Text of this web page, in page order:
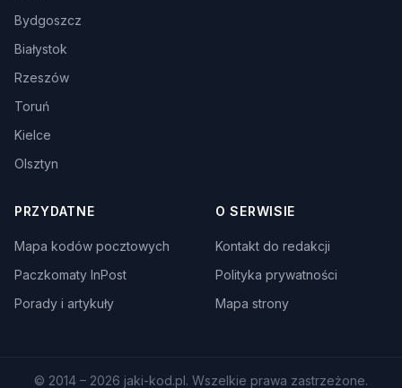
Bydgoszcz
Białystok
Rzeszów
Toruń
Kielce
Olsztyn
PRZYDATNE
Mapa kodów pocztowych
Paczkomaty InPost
Porady i artykuły
O SERWISIE
Kontakt do redakcji
Polityka prywatności
Mapa strony
© 2014 – 2026 jaki-kod.pl. Wszelkie prawa zastrzeżone.